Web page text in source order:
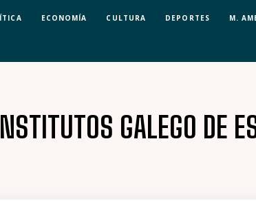
ECONOMÍA CULTURA DEPORTES M.
INSTITUTOS GALEGO DE